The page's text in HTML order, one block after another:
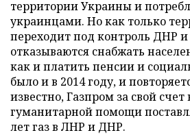
территории Украины и
украинцами. Но как только
переходит под контроль ДНР
отказываются снабжать
как и платить пенсии и
было и в 2014 году, и
известно, Газпром за свой счет
гуманитарной помощи
лет газ в ЛНР и ДНР.